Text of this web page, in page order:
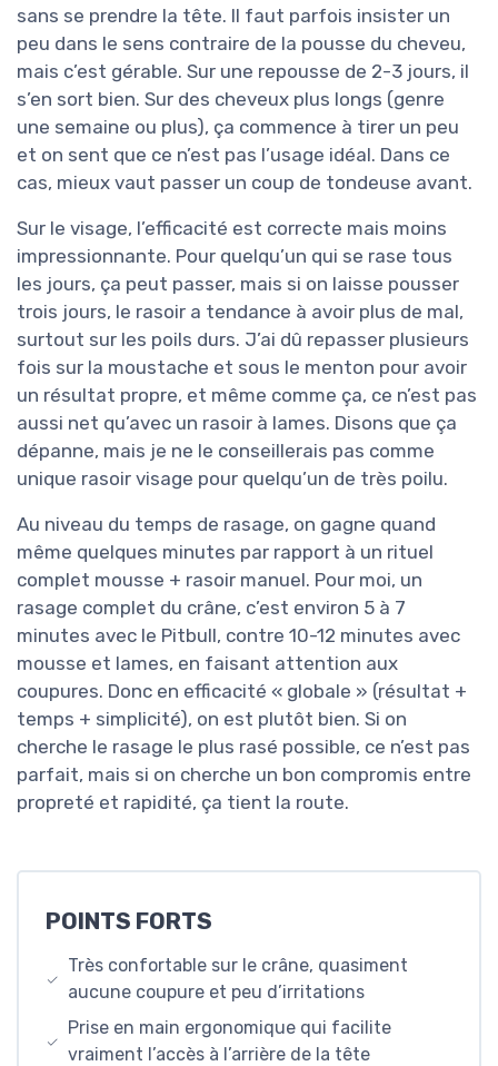
sans se prendre la tête. Il faut parfois insister un
peu dans le sens contraire de la pousse du cheveu,
mais c’est gérable. Sur une repousse de 2-3 jours, il
s’en sort bien. Sur des cheveux plus longs (genre
une semaine ou plus), ça commence à tirer un peu
et on sent que ce n’est pas l’usage idéal. Dans ce
cas, mieux vaut passer un coup de tondeuse avant.
Sur le visage, l’efficacité est correcte mais moins
impressionnante. Pour quelqu’un qui se rase tous
les jours, ça peut passer, mais si on laisse pousser
trois jours, le rasoir a tendance à avoir plus de mal,
surtout sur les poils durs. J’ai dû repasser plusieurs
fois sur la moustache et sous le menton pour avoir
un résultat propre, et même comme ça, ce n’est pas
aussi net qu’avec un rasoir à lames. Disons que ça
dépanne, mais je ne le conseillerais pas comme
unique rasoir visage pour quelqu’un de très poilu.
Au niveau du temps de rasage, on gagne quand
même quelques minutes par rapport à un rituel
complet mousse + rasoir manuel. Pour moi, un
rasage complet du crâne, c’est environ 5 à 7
minutes avec le Pitbull, contre 10-12 minutes avec
mousse et lames, en faisant attention aux
coupures. Donc en efficacité « globale » (résultat +
temps + simplicité), on est plutôt bien. Si on
cherche le rasage le plus rasé possible, ce n’est pas
parfait, mais si on cherche un bon compromis entre
propreté et rapidité, ça tient la route.
POINTS FORTS
Très confortable sur le crâne, quasiment
aucune coupure et peu d’irritations
Prise en main ergonomique qui facilite
vraiment l’accès à l’arrière de la tête